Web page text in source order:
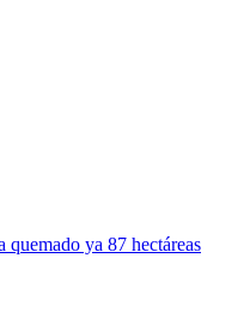
ya 87 hectáreas